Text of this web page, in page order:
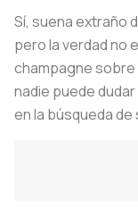
Sí, suena extraño
pero la verdad no
champagne sobre
nadie puede
en la búsqueda